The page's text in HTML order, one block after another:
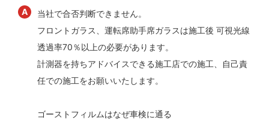
当社で合否判断できません。
フロントガラス、運転席助手席ガラスは施工後 可視光線
透過率70％以上の必要があります。
計測器を持ちアドバイスできる施工店での施工、自己責
任での施工をお願いいたします。
ゴーストフィルムはなぜ車検に通る